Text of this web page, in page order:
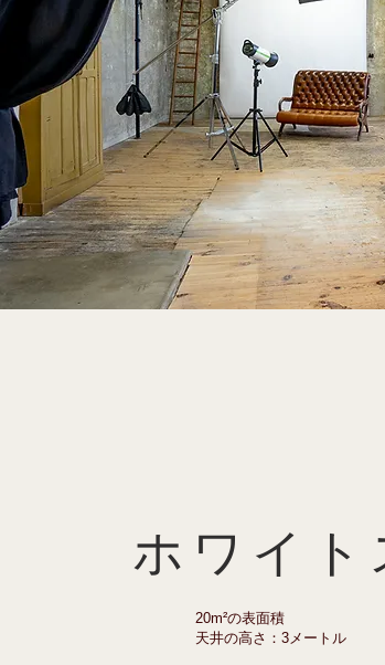
れています。
- テキスタイル・デザ
ルックブックを作成
- 音楽アルバムカバー
プロモーションビジュ
- アート作品の撮影：
- Eコマース：オンラ
す。
- ビデオインタビュ
- レノム・フォトグ
- ポッドキャスト：
- コメディアン／俳
- ダンサーズブック：
ホワイト
20m²の表面積
天井の高さ：3メートル